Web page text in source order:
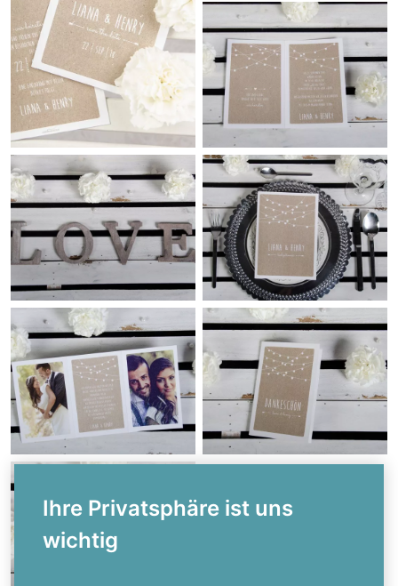
Ihre Privatsphäre ist uns
wichtig